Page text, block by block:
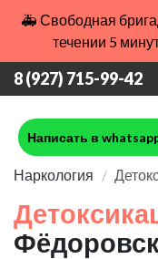
🚑 Свободная
течении 5
8 (927) 715-99-42
Написать в
Наркология